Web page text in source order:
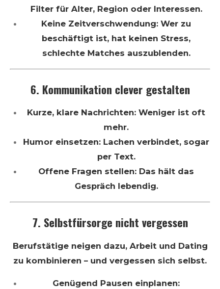
Filter für Alter, Region oder Interessen.
Keine Zeitverschwendung: Wer zu
beschäftigt ist, hat keinen Stress,
schlechte Matches auszublenden.
6. Kommunikation clever gestalten
Kurze, klare Nachrichten: Weniger ist oft
mehr.
Humor einsetzen: Lachen verbindet, sogar
per Text.
Offene Fragen stellen: Das hält das
Gespräch lebendig.
7. Selbstfürsorge nicht vergessen
Berufstätige neigen dazu, Arbeit und Dating
zu kombinieren – und vergessen sich selbst.
Genügend Pausen einplanen: